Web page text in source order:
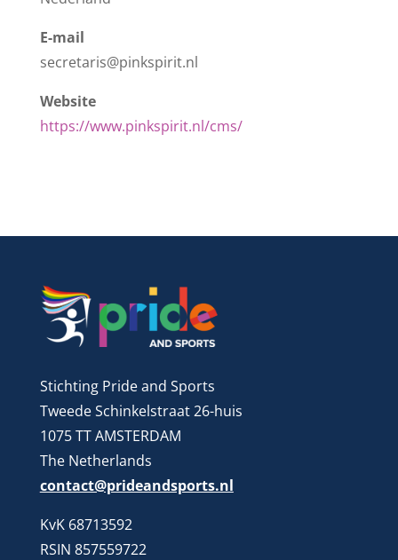
E-mail
secretaris@pinkspirit.nl
Website
https://www.pinkspirit.nl/cms/
Stichting Pride and Sports
Tweede Schinkelstraat 26-huis
1075 TT AMSTERDAM
The Netherlands
contact@prideandsports.nl
KvK 68713592
RSIN 857559722